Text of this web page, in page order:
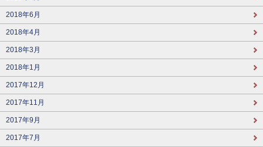
2018年6月
2018年4月
2018年3月
2018年1月
2017年12月
2017年11月
2017年9月
2017年7月